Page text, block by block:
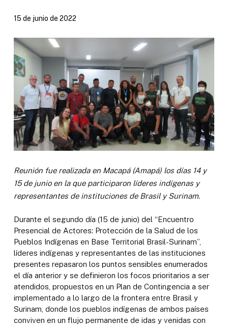
15 de junio de 2022
Reunión fue realizada en Macapá (Amapá) los días 14 y
15 de junio en la que participaron líderes indígenas y
representantes de instituciones de Brasil y Surinam.
Durante el segundo día (15 de junio) del “Encuentro
Presencial de Actores: Protección de la Salud de los
Pueblos Indígenas en Base Territorial Brasil-Surinam”,
líderes indígenas y representantes de las instituciones
presentes repasaron los puntos sensibles enumerados
el día anterior y se definieron los focos prioritarios a ser
atendidos, propuestos en un Plan de Contingencia a ser
implementado a lo largo de la frontera entre Brasil y
Surinam, donde los pueblos indígenas de ambos países
conviven en un flujo permanente de idas y venidas con